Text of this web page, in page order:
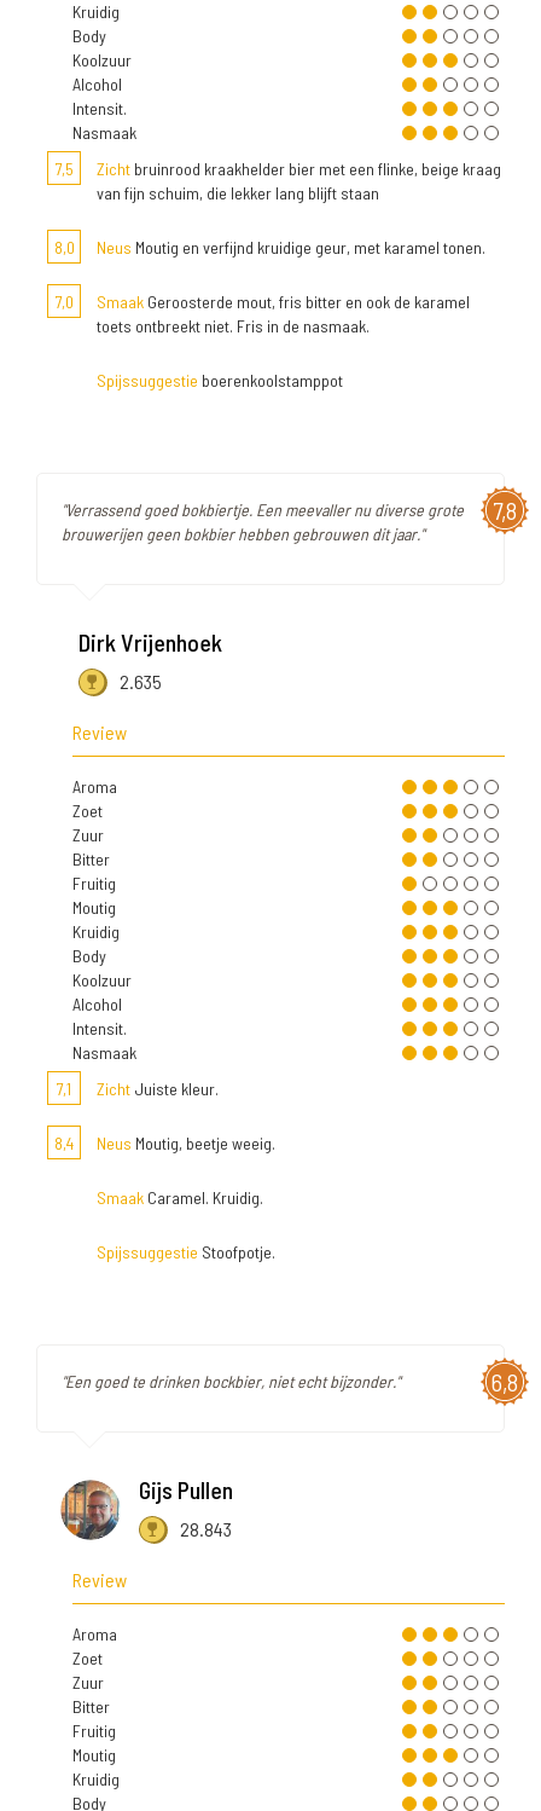
Kruidig
Body
Koolzuur
Alcohol
Intensit.
Nasmaak
7,5
Zicht bruinrood kraakhelder bier met een flinke, beige kraag
van fijn schuim, die lekker lang blijft staan
8,0 Neus Moutig en verfijnd kruidige geur, met karamel tonen.
7,0 Smaak Geroosterde mout, fris bitter en ook de karamel
toets ontbreekt niet. Fris in de nasmaak.
Spijssuggestie boerenkoolstamppot
7,8
"Verrassend goed bokbiertje. Een meevaller nu diverse grote
brouwerijen geen bokbier hebben gebrouwen dit jaar."
Dirk Vrijenhoek
2.635
Review
Aroma
Zoet
Zuur
Bitter
Fruitig
Moutig
Kruidig
Body
Koolzuur
Alcohol
Intensit.
Nasmaak
7,1
Zicht Juiste kleur.
8,4 Neus Moutig, beetje weeig.
Smaak Caramel. Kruidig.
Spijssuggestie Stoofpotje.
6,8
"Een goed te drinken bockbier, niet echt bijzonder."
Gijs Pullen
28.843
Review
Aroma
Zoet
Zuur
Bitter
Fruitig
Moutig
Kruidig
Body